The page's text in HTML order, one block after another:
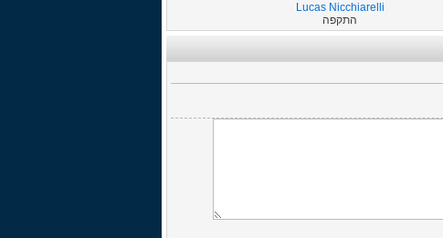
Lucas Nicchiarelli
התקפה